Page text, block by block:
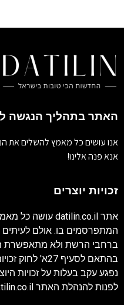
האתר בתהליך הנגשה
אנו עושים כל מאמץ להשלים את
אנא פנה אלינו!
זכויות יוצרים
אתר datilin.co.il עושה כל
המתפרסמים בו. אולם לעיתים
ברחבי הרשת ולא מתאפשרת
בהתאם לסעיף
נפגע עקב בעלות על זכויות
לפנות להנהלת האתר